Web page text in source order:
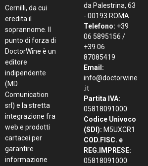
Cernilli, da cui
eredita il
soprannome. Il
punto di forza di
DoctorWine è un
editore
indipendente
(MD
Comunication
srl) e la stretta
integrazione fra
web e prodotti
cartacei per
garantire
informazione
da Palestrina, 63
- 00193 ROMA
Telefono: +39
06 5895156 /
+39 06
87085419
Email:
info@doctorwine
.it
Partita IVA:
05818091000
Codice Univoco
(SDI): M5UXCR1
COD.FISC. e
REG.IMPRESE:
05818091000